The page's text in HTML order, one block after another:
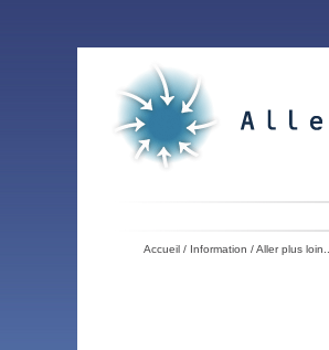
Accueil/ Information /Aller plus loin...